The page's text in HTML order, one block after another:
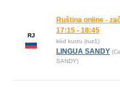
RJ
Ruština online -
17:15 - 18:45
kód kurzu (ruz1)
LINGUA SANDY
SANDY)